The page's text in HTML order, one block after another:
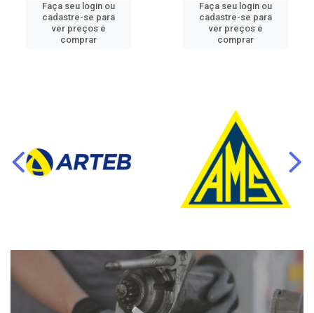
Faça seu login ou
cadastre-se para
ver preços e
comprar
Faça seu login ou
cadastre-se para
ver preços e
comprar